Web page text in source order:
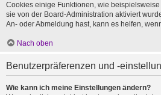
Cookies einige Funktionen, wie beispielsweise
sie von der Board-Administration aktiviert
An- oder Abmeldung hast, kann es helfen,
Nach oben
Benutzerpräferenzen und -
Wie kann ich meine Einstellungen ändern?